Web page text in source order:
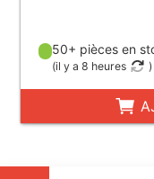
50+ pièces en
(il y a 8 heures )